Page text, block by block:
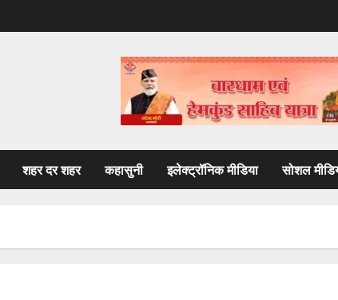
शहर दर शहर कहासुनी इलेक्ट्रॉनिक मीडिया सोशल